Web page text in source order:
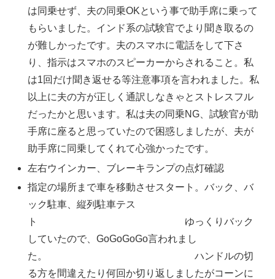
は同乗せず、夫の同乗OKという事で助手席に乗って
もらいました。インド系の試験官でより聞き取るの
が難しかったです。夫のスマホに電話をして下さ
り、指示はスマホのスピーカーからされること。私
は1回だけ聞き返せる等注意事項を言われました。私
以上に夫の方が正しく通訳しなきゃとストレスフル
だったかと思います。私は夫の同乗NG、試験官が助
手席に座ると思っていたので困惑しましたが、夫が
助手席に同乗してくれて心強かったです。
左右ウインカー、ブレーキランプの点灯確認
指定の場所まで車を移動させスタート。バック、バ
ック駐車、縦列駐車テス
ト ゆっくりバック
していたので、GoGoGoGo言われまし
た。 ハンドルの切
る方を間違えたり何回か切り返しましたがコーンに